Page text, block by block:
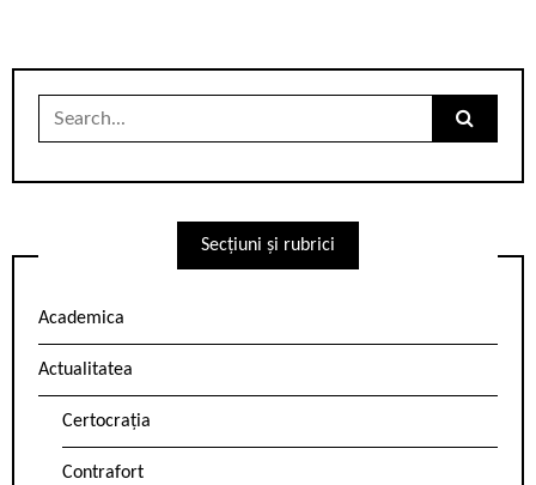
Search
Secțiuni și rubrici
Academica
Actualitatea
Certocrația
Contrafort